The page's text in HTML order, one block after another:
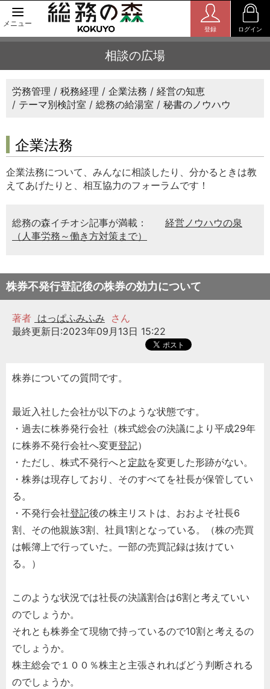
メニュー
登録 ログイン
相談の広場
労務管理 税務経理 企業法務
経営の知恵
テーマ別検討室
総務の給湯室 秘書のノウハウ
企業法務
企業法務について、みんなに相談したり、分かるときは教
えてあげたりと、相互協力のフォーラムです！
総務の森イチオシ記事が満載：
経営ノウハウの泉
（人事労務～働き方対策まで）
株券不発行登記後の株券の効力について
著者 はっぱふみふみ
さん
最終更新日:2023年09月13日 15:22
株券についての質問です。
最近入社した会社が以下のような状態です。
・過去に株券発行会社（株式総会の決議により平成29年
に株券不発行会社へ変更登記）
・ただし、株式不発行へと 定款を変更した形跡がない。
・株券は現存しており、そのすべてを社長が保管してい
る。
・不発行会社登記後の株主リストは、おおよそ社長6
割、その他親族3割、社員1割となっている。（株の売買
は帳簿上で行っていた。一部の売買記録は抜けてい
る。）
このような状況では社長の決議割合は6割と考えていい
のでしょうか。
それとも株券全て現物で持っているので10割と考えるの
でしょうか。
株主総会で１００％株主と主張されればどう判断される
のでしょうか。